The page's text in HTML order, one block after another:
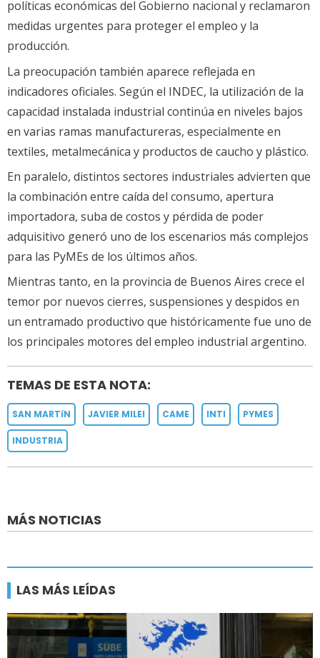
políticas económicas del Gobierno nacional y reclamaron
medidas urgentes para proteger el empleo y la
producción.
La preocupación también aparece reflejada en
indicadores oficiales. Según el INDEC, la utilización de la
capacidad instalada industrial continúa en niveles bajos
en varias ramas manufactureras, especialmente en
textiles, metalmecánica y productos de caucho y plástico.
En paralelo, distintos sectores industriales advierten que
la combinación entre caída del consumo, apertura
importadora, suba de costos y pérdida de poder
adquisitivo generó uno de los escenarios más complejos
para las PyMEs de los últimos años.
Mientras tanto, en la provincia de Buenos Aires crece el
temor por nuevos cierres, suspensiones y despidos en
un entramado productivo que históricamente fue uno de
los principales motores del empleo industrial argentino.
TEMAS DE ESTA NOTA:
SAN MARTíN JAVIER MILEI CAME INTI PYMES
INDUSTRIA
MÁS NOTICIAS
LAS MÁS LEÍDAS